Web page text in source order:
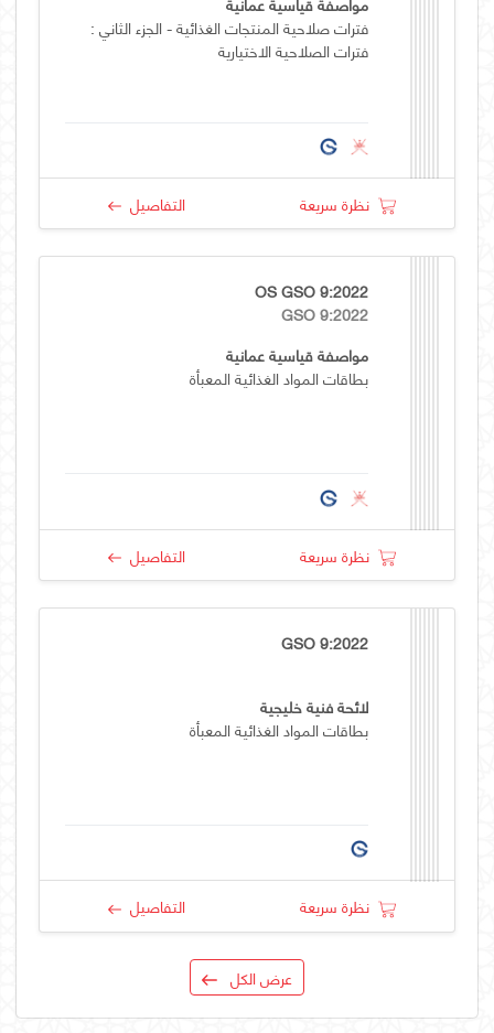
فترات صلاحية المنتجات الغذائية - الجزء الثاني :
فترات الصلاحية الاختيارية
نظرة سريعة التفاصيل
OS GSO 9:2022
GSO 9:2022
مواصفة قياسية عمانية
بطاقات المواد الغذائية المعبأة
نظرة سريعة التفاصيل
GSO 9:2022
لائحة فنية خليجية
بطاقات المواد الغذائية المعبأة
نظرة سريعة التفاصيل
عرض الكل